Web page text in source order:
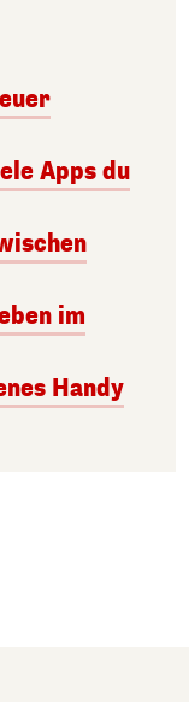
Apps du
im
Handy